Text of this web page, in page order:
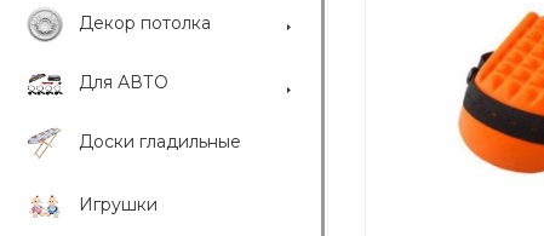
Декор потолка
Для АВТО
Доски гладильные
Игрушки